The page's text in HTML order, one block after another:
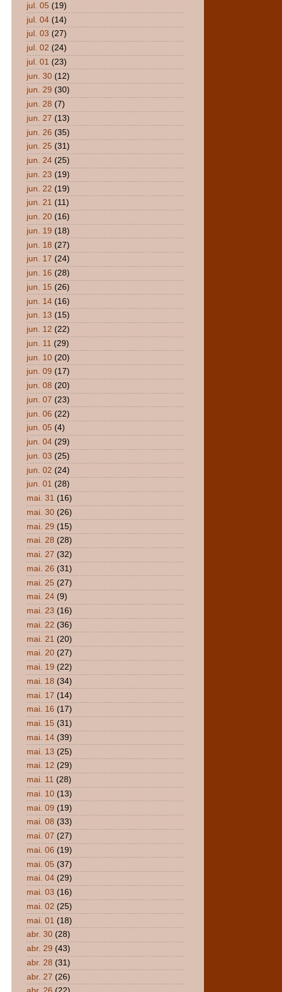
jul. 05 (19)
jul. 04 (14)
jul. 03 (27)
jul. 02 (24)
jul. 01 (23)
jun. 30 (12)
jun. 29 (30)
jun. 28 (7)
jun. 27 (13)
jun. 26 (35)
jun. 25 (31)
jun. 24 (25)
jun. 23 (19)
jun. 22 (19)
jun. 21 (11)
jun. 20 (16)
jun. 19 (18)
jun. 18 (27)
jun. 17 (24)
jun. 16 (28)
jun. 15 (26)
jun. 14 (16)
jun. 13 (15)
jun. 12 (22)
jun. 11 (29)
jun. 10 (20)
jun. 09 (17)
jun. 08 (20)
jun. 07 (23)
jun. 06 (22)
jun. 05 (4)
jun. 04 (29)
jun. 03 (25)
jun. 02 (24)
jun. 01 (28)
mai. 31 (16)
mai. 30 (26)
mai. 29 (15)
mai. 28 (28)
mai. 27 (32)
mai. 26 (31)
mai. 25 (27)
mai. 24 (9)
mai. 23 (16)
mai. 22 (36)
mai. 21 (20)
mai. 20 (27)
mai. 19 (22)
mai. 18 (34)
mai. 17 (14)
mai. 16 (17)
mai. 15 (31)
mai. 14 (39)
mai. 13 (25)
mai. 12 (29)
mai. 11 (28)
mai. 10 (13)
mai. 09 (19)
mai. 08 (33)
mai. 07 (27)
mai. 06 (19)
mai. 05 (37)
mai. 04 (29)
mai. 03 (16)
mai. 02 (25)
mai. 01 (18)
abr. 30 (28)
abr. 29 (43)
abr. 28 (31)
abr. 27 (26)